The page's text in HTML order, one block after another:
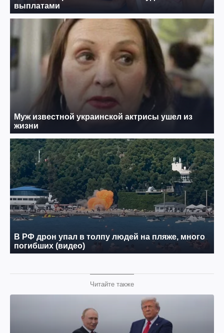
Читайте также